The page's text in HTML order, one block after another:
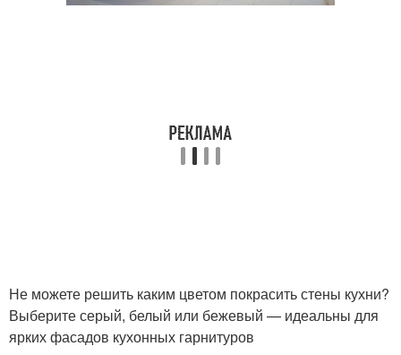
Не можете решить каким цветом покрасить стены кухни?
Выберите серый, белый или бежевый — идеальны для
ярких фасадов кухонных гарнитуров